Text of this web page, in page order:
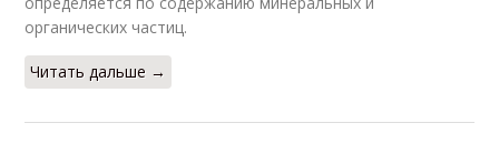
органических частиц.
Читать дальше →